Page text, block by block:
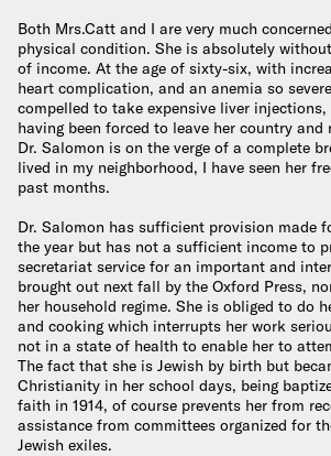
Both Mrs.Catt and I are very much
physical condition. She is absolutely
of income. At the age of sixty-six, with
heart complication, and an anemia so
compelled to take expensive liver
having been forced to leave her country and
Dr. Salomon is on the verge of a complete
lived in my neighborhood, I have seen her
past months.
Dr. Salomon has sufficient provision made
the year but has not a sufficient income to
secretariat service for an important and
brought out next fall by the Oxford Press,
her household regime. She is obliged to do
and cooking which interrupts her work
not in a state of health to enable her to
The fact that she is Jewish by birth but
Christianity in her school days, being
faith in 1914, of course prevents her from
assistance from committees organized for
Jewish exiles.